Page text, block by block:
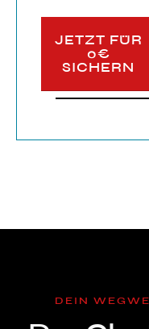
JETZT FÜR
0€
SICHERN
DEIN